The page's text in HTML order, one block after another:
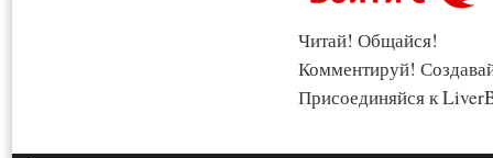
Читай! Общайся!
Комментируй!
Присоединяйся к